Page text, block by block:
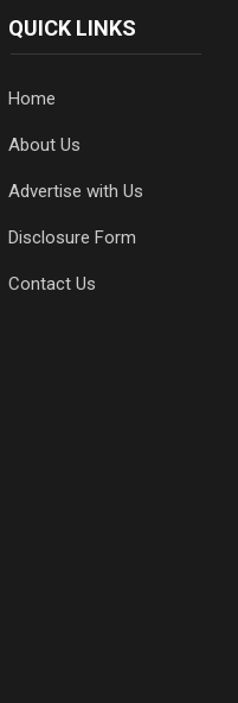
QUICK LINKS
Home
About Us
Advertise with Us
Disclosure Form
Contact Us